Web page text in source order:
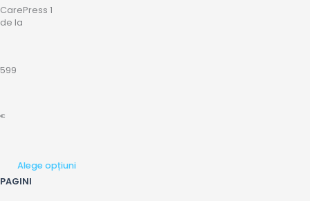
CarePress 1
de la
599
€
Alege opțiuni
PAGINI